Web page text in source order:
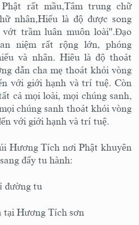
rất mầu,Tâm trung chữ
nhân,Hiếu là độ được song
trầm luân muôn loài".Đạo
niệm rất rộng lớn, phóng
và nhân. Hiêu là độ thoát
dẫn cha mẹ thoát khỏi vòng
với giới hạnh và trí tuệ. Còn
cả mọi loài, mọi chúng sanh,
chúng sanh thoát khỏi vòng
với giới hạnh và trí tuệ.
Hương Tích nơi Phật khuyên
đấy tu hành:
đường tu
tại Hương Tích sơn